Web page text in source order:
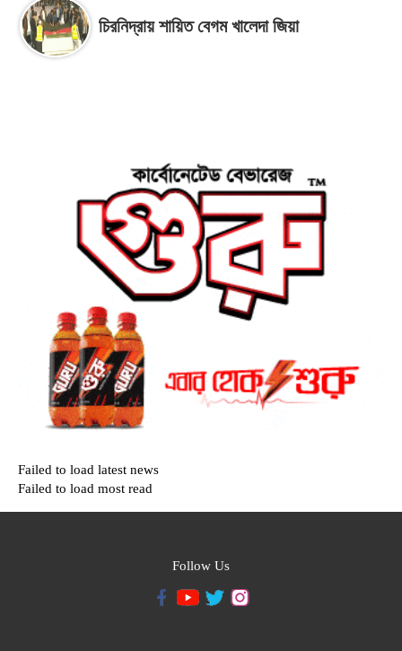
চিরনিদ্রায় শায়িত বেগম খালেদা জিয়া
Failed to load latest news
Failed to load most read
Follow Us